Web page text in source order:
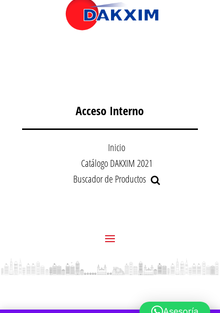
Acceso Interno
Inicio
Catálogo DAKXIM 2021
Buscador de Productos